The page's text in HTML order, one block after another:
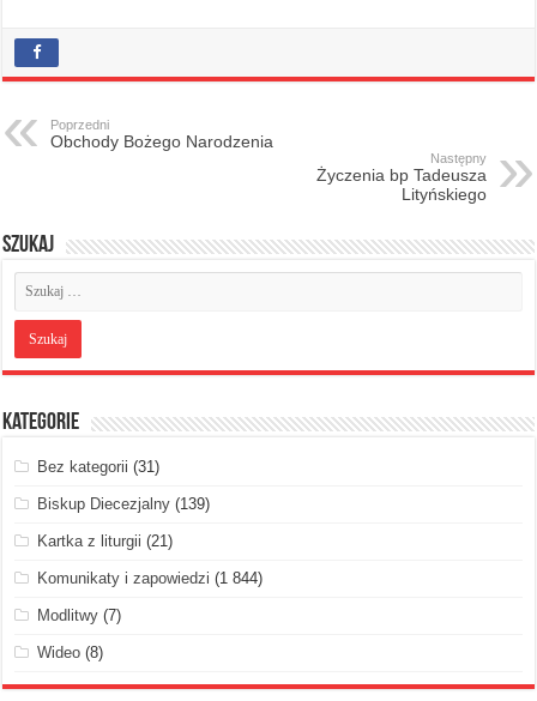
Poprzedni
Obchody Bożego Narodzenia
Następny
Życzenia bp Tadeusza
Lityńskiego
Szukaj
Kategorie
Bez kategorii (31)
Biskup Diecezjalny (139)
Kartka z liturgii (21)
Komunikaty i zapowiedzi (1 844)
Modlitwy (7)
Wideo (8)